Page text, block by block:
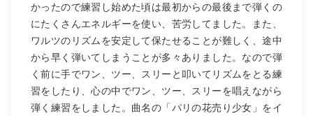
かったので練習し始めた頃は最初からの最後まで弾くの
にたくさんエネルギーを使い、苦労してました。また、
ワルツのリズムを安定して保たせることが難しく、途中
から早く弾いてしまうことが多々ありました。なので弾
く前に手でワン、ツー、スリーと叩いてリズムをとる練
習をしたり、心の中でワン、ツー、スリーを唱えながら
弾く練習をしました。曲名の「パリの花売り少女」をイ